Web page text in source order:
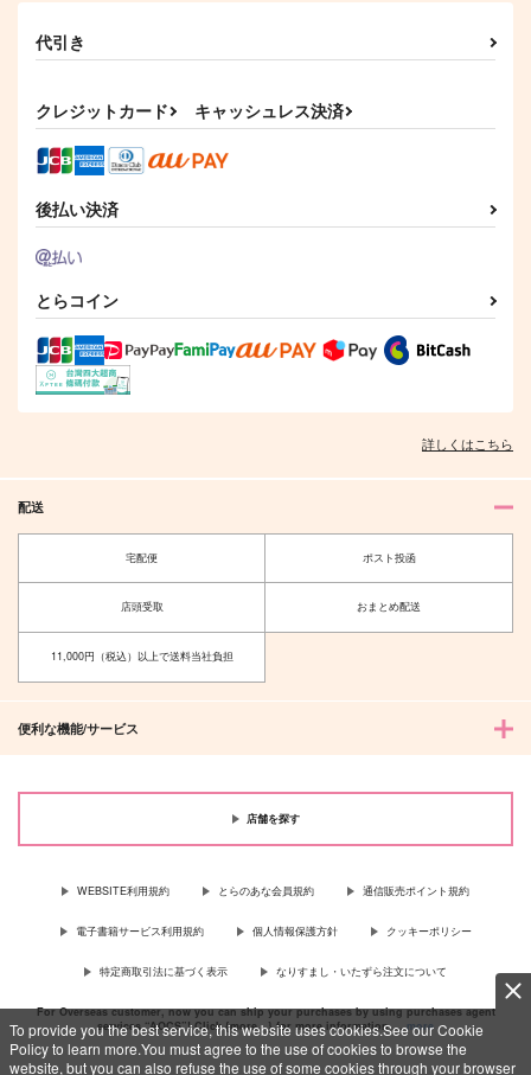
To provide you the best service, this website uses cookies.See our Cookie
Policy to learn more.You must agree to the use of cookies to browse the
website, but you can also refuse the use of some cookies through your browser
代引き
クレジットカード キャッシュレス決済
後払い決済
とらコイン
詳しくはこちら
配送
宅配便 ポスト投函
店頭受取 おまとめ配送
11,000円（税込）以上で送料当社負担
便利な機能/サービス
店舗を探す
WEBSITE利用規約 とらのあな会員規約 通信販売ポイント規約
電子書籍サービス利用規約 個人情報保護方針 クッキーポリシー
特定商取引法に基づく表示 なりすまし・いたずら注文について
For Overseas customer, now you can ship your purchases by using purchases agent
services “AOCS”! Click {more…} for more information …more